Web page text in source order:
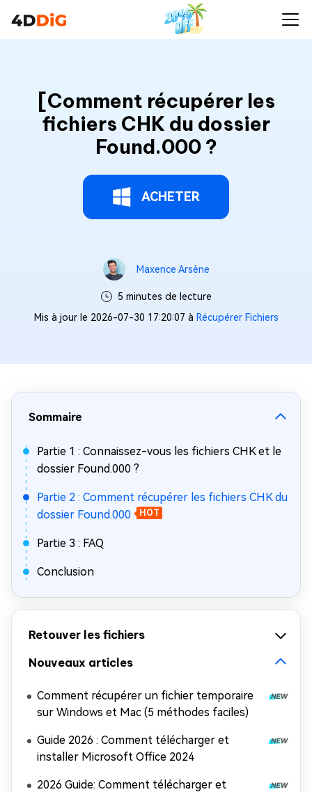
[Comment récupérer les
fichiers CHK du dossier
Found.000 ?
ACHETER
Maxence Arsène
5 minutes de lecture
Mis à jour le 2026-07-30 17:20:07 à Récupérer Fichiers
Sommaire
Partie 1 : Connaissez-vous les fichiers CHK et le
dossier Found.000 ?
Partie 2 : Comment récupérer les fichiers CHK du
dossier Found.000
HOT
Partie 3 : FAQ
Conclusion
Retouver les fichiers
Nouveaux articles
Comment récupérer un fichier temporaire
sur Windows et Mac (5 méthodes faciles)
Guide 2026 : Comment télécharger et
installer Microsoft Office 2024
2026 Guide: Comment télécharger et